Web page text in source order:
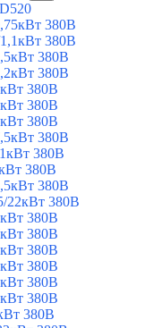
380В
380В
380В
380В
380В
380В
380В
380В
380В
380В
380В
22кВт 380В
380В
380В
380В
380В
380В
380В
380В